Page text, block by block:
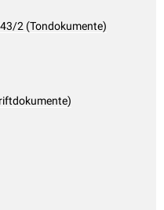
2 (Tondokumente)